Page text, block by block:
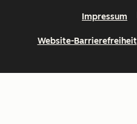
Impressum
Website-Barrierefreiheit